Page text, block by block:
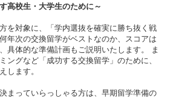
高校生・大学生のために～
を対象に、「学内選抜を確実に勝ち抜く戦
年次の交換留学がベストなのか、スコアは
具体的な準備計画もご説明いたします。 ま
ングなど「成功する交換留学」のために、
します。
まっていらっしゃる方は、早期留学準備の